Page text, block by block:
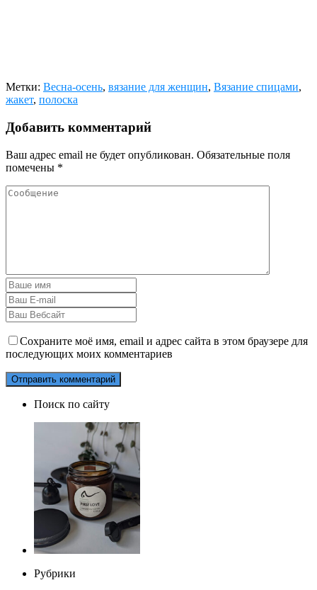
Метки: Весна-осень, вязание для женщин, Вязание спицами,
жакет, полоска
Добавить комментарий
Ваш адрес email не будет опубликован. Обязательные поля
помечены *
Сохраните моё имя, email и адрес сайта в этом браузере для
последующих моих комментариев
Поиск по сайту
Рубрики